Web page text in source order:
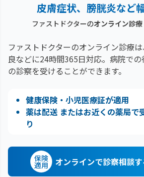
皮膚症状、膀胱炎など
ファストドクターのオンライン診療
ファストドクターのオンライン診療
良などに24時間365日対応。 病院で
の診察を受けることができます。
健康保険・小児医療証が適用
薬は配送 またはお近くの薬局で
り
保険
適用 オンラインで診察相談す